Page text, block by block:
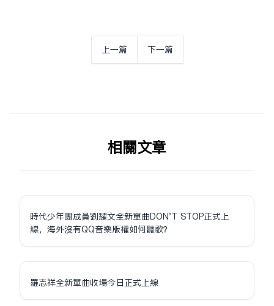
上一篇 下一篇
相关文章
時代少年團成員劉耀文全新單曲DON'T STOP正式上
線，海外沒有QQ音樂版權如何聽歌？
羅志祥全新單曲收場今日正式上線